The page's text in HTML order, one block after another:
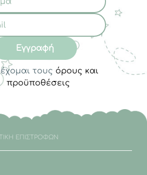
Εγγραφή
τους όρους και
προϋποθέσεις
ΕΠΙΣΤΡΟΦΏΝ